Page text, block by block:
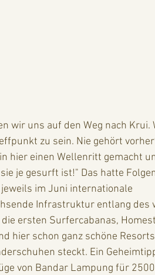
zu sein. Nie gehört
hier einen Wellenritt gemacht
je gesurft ist!" Das hatte
im Juni internationale
Infrastruktur entlang des
ersten Surfercabanas,
hier schon ganz schöne Resorts
steckt. Ein
von Bandar Lampung für